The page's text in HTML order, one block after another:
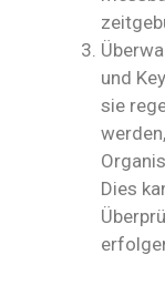
und
sie
Dies